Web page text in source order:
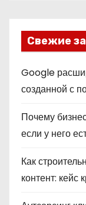
Свежие
Google
созданной с
Почему
если у него
Как
контент: кейс